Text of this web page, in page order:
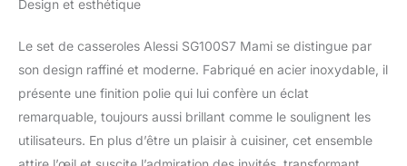
Design et esthétique
Le set de casseroles Alessi SG100S7 Mami se distingue par
son design raffiné et moderne. Fabriqué en acier inoxydable, il
présente une finition polie qui lui confère un éclat
remarquable, toujours aussi brillant comme le soulignent les
utilisateurs. En plus d’être un plaisir à cuisiner, cet ensemble